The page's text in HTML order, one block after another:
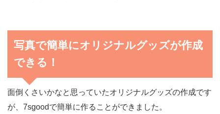
写真で簡単にオリジナルグッズが作成
できる！
面倒くさいかなと思っていたオリジナルグッズの作成です
が、7sgoodで簡単に作ることができました。